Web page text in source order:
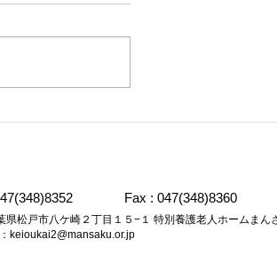
Fax : 047(348)8360
県松戸市八ケ崎２丁目１５−１ 特別養護老人ホームまん
keioukai2@mansaku.or.jp